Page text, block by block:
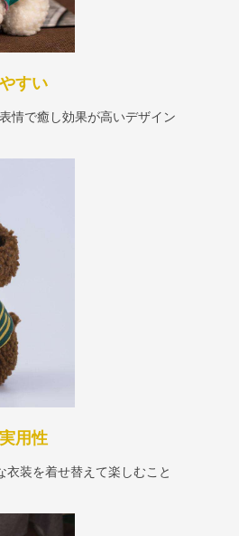
すい
情で癒し効果が高いデザイン
用性
装を着せ替えて楽しむこと